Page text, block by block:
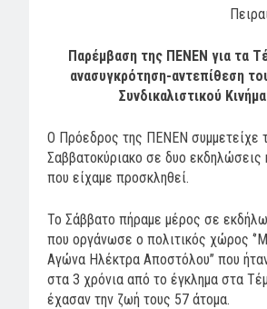
Παρέμβαση της ΠΕΝΕΝ για τα
ανασυγκρότηση-αντεπίθεση
Συνδικαλιστικού
Ο Πρόεδρος της ΠΕΝΕΝ συμμετείχε
Σαββατοκύριακο σε δυο εκδηλώσεις
που είχαμε προσκληθεί.
Το Σάββατο πήραμε μέρος σε
που οργάνωσε ο πολιτικός χώρος
Αγώνα Ηλέκτρα Αποστόλου’’ που
στα 3 χρόνια από το έγκλημα στα
έχασαν την ζωή τους 57 άτομα.